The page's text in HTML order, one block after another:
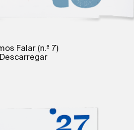
Falar (n.º 7)
Descarregar